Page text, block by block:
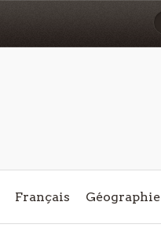
Français Géographie